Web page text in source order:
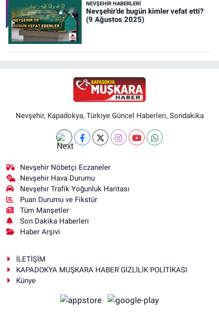
NEVŞEHIR HABERLERI
Nevşehir’de bugün kimler vefat etti?
(9 Ağustos 2025)
Nevşehir, Kapadokya, Türkiye Güncel Haberleri, Sondakika
Nevşehir Nöbetçi Eczaneler
Nevşehir Hava Durumu
Nevşehir Trafik Yoğunluk Haritası
Puan Durumu ve Fikstür
Tüm Manşetler
Son Dakika Haberleri
Haber Arşivi
İLETİŞİM
KAPADOKYA MUŞKARA HABER GİZLİLİK POLİTİKASI
Künye